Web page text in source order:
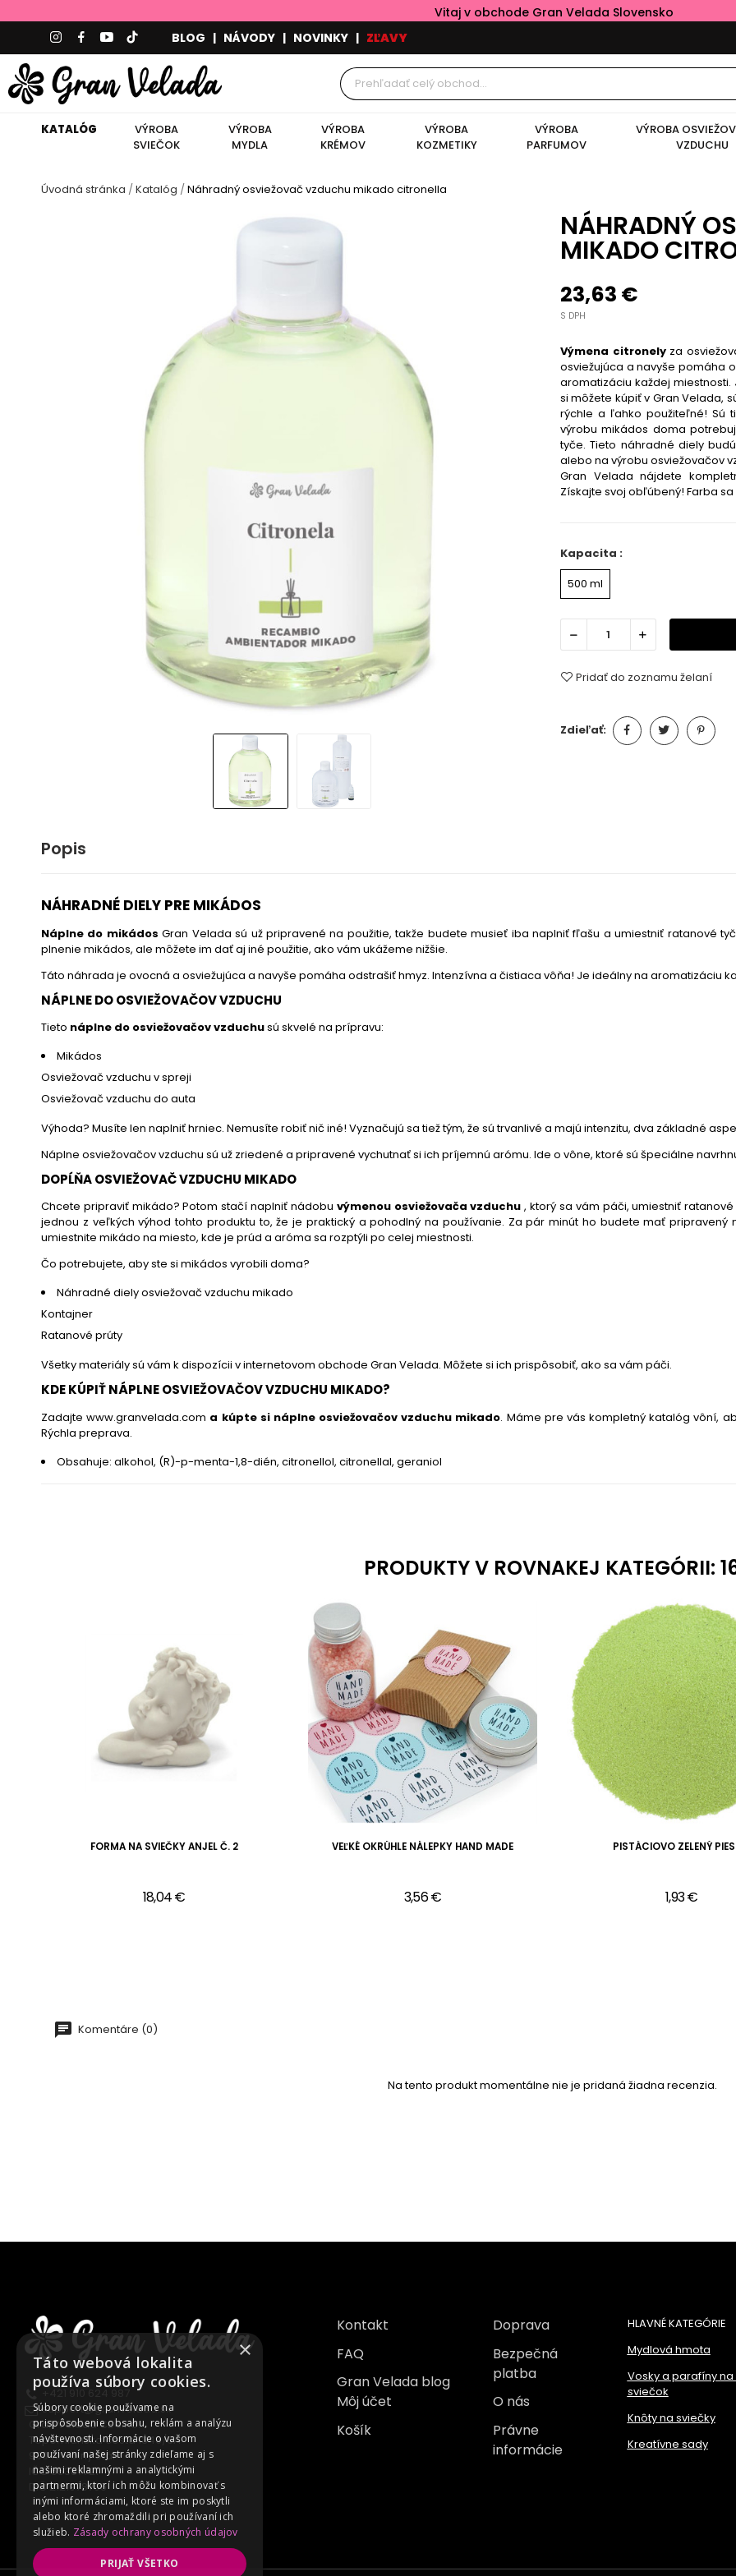
Vitaj v obchode Gran Velada Slovensko
BLOG | NÁVODY | NOVINKY | ZĽAVY
KATALÓG
VÝROBA
SVIEČOK
VÝROBA
MYDLA
VÝROBA
KRÉMOV
VÝROBA
KOZMETIKY
VÝROBA
PARFUMOV
VÝROBA
VZDUCHU
Úvodná stránka Katalóg Náhradný osviežovač vzduchu mikado citronella
NÁHRADNÝ
MIKADO
23,63 €
S DPH
Výmena citronelyza
osviežujúca a navyše pomáha
aromatizáciu každej
si môžete kúpiť v Gran Velada,
rýchle a ľahko použiteľné! Sú
výrobu mikádos doma
tyče. Tieto náhradné diely
alebo na výrobu osviežovačov
Gran Velada nájdete
Získajte svoj obľúbený! Farba
Kapacita :
500 ml
Pridať do zoznamu želaní
Zdieľať:
Popis
NÁHRADNÉ DIELY PRE MIKÁDOS
Náplne do mikádos Gran Velada sú už pripravené na použitie, takže budete musieť iba naplniť fľašu a umiestniť ratanové
plnenie mikádos, ale môžete im dať aj iné použitie, ako vám ukážeme nižšie.
Táto náhrada je ovocná a osviežujúca a navyše pomáha odstrašiť hmyz. Intenzívna a čistiaca vôňa! Je ideálny na aromatizáciu
NÁPLNE DO OSVIEŽOVAČOV VZDUCHU
Tieto náplne do osviežovačov vzduchusú skvelé na prípravu:
Mikádos
Osviežovač vzduchu v spreji
Osviežovač vzduchu do auta
Výhoda? Musíte len naplniť hrniec. Nemusíte robiť nič iné! Vyznačujú sa tiež tým, že sú trvanlivé a majú intenzitu, dva základné
Náplne osviežovačov vzduchu sú už zriedené a pripravené vychutnať si ich príjemnú arómu. Ide o vône, ktoré sú špeciálne
DOPĹŇA OSVIEŽOVAČ VZDUCHU MIKADO
Chcete pripraviť mikádo? Potom stačí naplniť nádobu výmenou osviežovača vzduchu , ktorý sa vám páči, umiestniť
jednou z veľkých výhod tohto produktu to, že je praktický a pohodlný na používanie. Za pár minút ho budete mať
umiestnite mikádo na miesto, kde je prúd a aróma sa rozptýli po celej miestnosti.
Čo potrebujete, aby ste si mikádos vyrobili doma?
Náhradné diely osviežovač vzduchu mikado
Kontajner
Ratanové prúty
Všetky materiály sú vám k dispozícii v internetovom obchode Gran Velada. Môžete si ich prispôsobiť, ako sa vám páči.
KDE KÚPIŤ NÁPLNE OSVIEŽOVAČOV VZDUCHU MIKADO?
Zadajte www.granvelada.com a kúpte si náplne osviežovačov vzduchu mikado. Máme pre vás kompletný katalóg vôní,
Rýchla preprava.
Obsahuje: alkohol, (R)-p-menta-1,8-dién, citronellol, citronellal, geraniol
PRODUKTY V ROVNAKEJ KATEGÓRII:
FORMA NA SVIEČKY ANJEL Č. 2
18,04 €
VEĽKÉ OKRÚHLE NÁLEPKY HAND MADE
3,56 €
PISTÁCIOVO ZELENÝ
1,93 €
Komentáre (0)
Na tento produkt momentálne nie je pridaná žiadna recenzia.
support@granvelada.sk
Gran Velada CE s.r.o.
Topoľnianska cesta 1349/6A
930 10 Dolný Štál
IČO 55387721
DIČ 2121978705
Kontakt
FAQ
Gran Velada blog
Môj účet
Košík
Doprava
Bezpečná
platba
O nás
Právne
informácie
HLAVNÉ KATEGÓRIE
Mydlová hmota
Vosky a parafíny
sviečok
Knôty na sviečky
Kreatívne sady
×
Táto webová lokalita
používa súbory cookies.
Súbory cookie používame na
prispôsobenie obsahu, reklám a analýzu
návštevnosti. Informácie o vašom
používaní našej stránky zdieľame aj s
našimi reklamnými a analytickými
partnermi, ktorí ich môžu kombinovať s
inými informáciami, ktoré ste im poskytli
alebo ktoré zhromaždili pri používaní ich
služieb. Zásady ochrany osobných údajov
PRIJAŤ VŠETKO